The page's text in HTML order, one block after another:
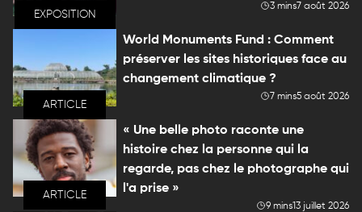
EXPOSITION
3 mins7 août 2026
ARTICLE
World Monuments Fund : Comment
préserver les sites historiques face au
changement climatique ?
7 mins5 août 2026
ARTICLE
« Une belle photo raconte une
histoire chez la personne qui la
regarde, pas chez le photographe qui
l'a prise »
9 mins13 juillet 2026